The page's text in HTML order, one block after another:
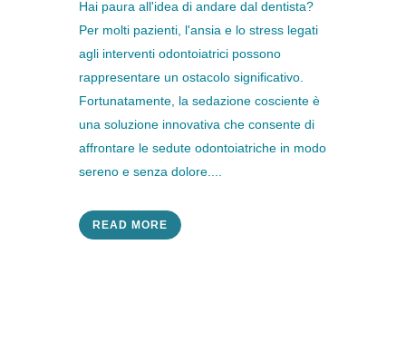
Hai paura all'idea di andare dal dentista?
Per molti pazienti, l'ansia e lo stress legati
agli interventi odontoiatrici possono
rappresentare un ostacolo significativo.
Fortunatamente, la sedazione cosciente è
una soluzione innovativa che consente di
affrontare le sedute odontoiatriche in modo
sereno e senza dolore....
READ MORE